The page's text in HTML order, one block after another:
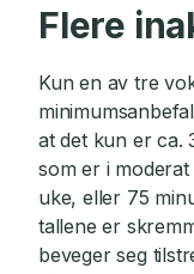
Flere
Kun en av tre
at det kun er ca.
som er i
uke, eller 75
tallene er
beveger seg